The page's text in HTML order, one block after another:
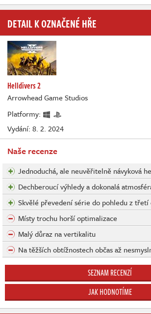
DETAIL K OZNAČENÉ HŘE
Helldivers 2
Arrowhead Game Studios
Platformy:
Vydání: 8. 2. 2024
Naše recenze
Jednoduchá, ale neuvěřitelně návyková
Dechberoucí výhledy a dokonalá
Skvělé převedení série do pohledu z třetí
Místy trochu horší optimalizace
Malý důraz na vertikalitu
Na těžších obtížnostech občas až
SEZNAM RECENZÍ
JAK HODNOTÍME